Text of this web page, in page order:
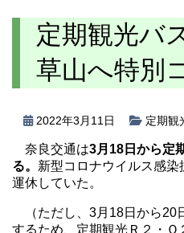
定期観光バ
草山へ特別
2022年3月11日 定期観
奈良交通は3月18日から定
る。 新型コロナウイルス感
運休していた。
（ただし、3月18日から
するため、定期観光Ｒ２・